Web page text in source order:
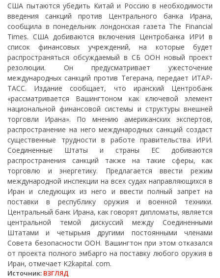
США пытаются убедить Китай и Россию в необходимости
введения санкций против Центрального банка Ирана,
сообщила в понедельник лондонская газета The Financial
Times. США добиваются включения Центробанка ИРИ в
список финансовых учреждений, на которые будет
распространяться обсуждаемый в СБ ООН новый проект
резолюции. Он предусматривает ужесточение
международных санкций против Тегерана, передает ИТАР-
ТАСС. Издание сообщает, что иранский Центробанк
«рассматривается Вашингтоном как ключевой элемент
национальной финансовой системы и структуры внешней
торговли Ирана». По мнению американских экспертов,
распространение на него международных санкций создаст
существенные трудности в работе правительства ИРИ.
Соединенные Штаты и страны ЕС добиваются
распространения санкций также на такие сферы, как
торговлю и энергетику. Предлагается ввести режим
международной инспекции на всех судах направляющихся в
Иран и следующих из него и ввести полный запрет на
поставки в республику оружия и военной техники.
Центральный банк Ирана, как говорят дипломаты, является
центральной темой дискуссий между Соединенными
Штатами и четырьмя другими постоянными членами
Совета безопасности ООН. Вашингтон при этом отказался
от проекта полного эмбарго на поставку любого оружия в
Иран, отмечает K2kapital. com.
Источник: ВЗГЛЯД